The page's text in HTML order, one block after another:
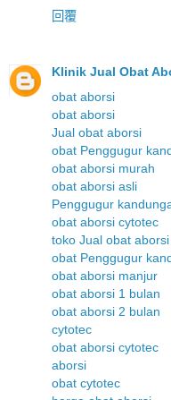
回覆
Klinik Jual Obat
obat aborsi
obat aborsi
Jual obat aborsi
obat Penggugur
obat aborsi murah
obat aborsi asli
Penggugur
obat aborsi cytotec
toko Jual obat aborsi
obat Penggugur
obat aborsi manjur
obat aborsi 1 bulan
obat aborsi 2 bulan
cytotec
obat aborsi cytotec
aborsi
obat cytotec